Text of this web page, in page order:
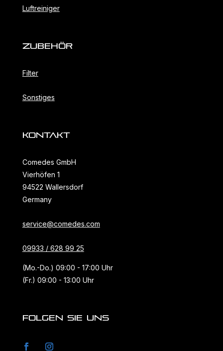
Luftreiniger
ZubehöR
Filter
Sonstiges
KONTAKT
Comedes GmbH
Vierhöfen 1
94522 Wallersdorf
Germany
service@comedes.com
09933 / 628 99 25
(Mo.-Do.) 09:00 - 17:00 Uhr
(Fr.) 09:00 - 13:00 Uhr
FOLGEN SIE UNS